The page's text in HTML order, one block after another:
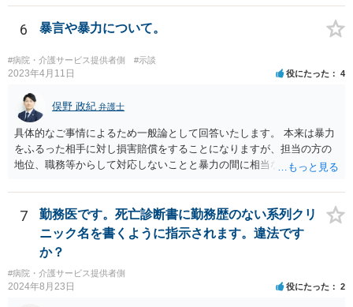
6 暴言や暴力について。
#病院・介護サービス提供者側 #示談
2023年4月11日 役にたった 4
俣野 政紀 弁護士
具体的なご事情によるため一般論として回答いたします。 本来は暴力
をふるった相手に対し損害賠償をすることになりますが、担当の方の
地位、職務等からして対応しないことと暴力の間に相当な関連性（因
7
勤務医です。死亡診断書に勤務歴のない系列クリ
ニック名を書くように指示されます。違法です
か？
#病院・介護サービス提供者側
2024年8月23日 役にたった 2